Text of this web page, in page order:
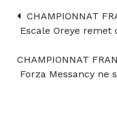
CHAMPIONNAT
Escale Oreye
CHAMPIONNAT
Forza Messancy ne